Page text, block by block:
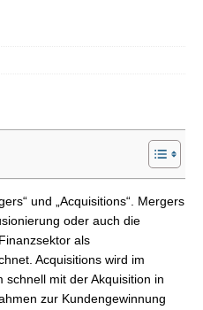
und „Acquisitions“. Mergers
oder auch die
als
Acquisitions wird im
mit der Akquisition in
zur Kundengewinnung